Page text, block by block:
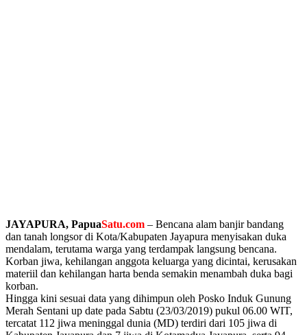
JAYAPURA, PapuaSatu.com – Bencana alam banjir bandang
dan tanah longsor di Kota/Kabupaten Jayapura menyisakan duka
mendalam, terutama warga yang terdampak langsung bencana.
Korban jiwa, kehilangan anggota keluarga yang dicintai, kerusakan
materiil dan kehilangan harta benda semakin menambah duka bagi
korban.
Hingga kini sesuai data yang dihimpun oleh Posko Induk Gunung
Merah Sentani up date pada Sabtu (23/03/2019) pukul 06.00 WIT,
tercatat 112 jiwa meninggal dunia (MD) terdiri dari 105 jiwa di